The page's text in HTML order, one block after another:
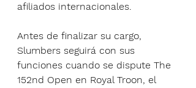
afiliados internacionales.
Antes de finalizar su cargo,
Slumbers seguirá con sus
funciones cuando se dispute The
152nd Open en Royal Troon, el